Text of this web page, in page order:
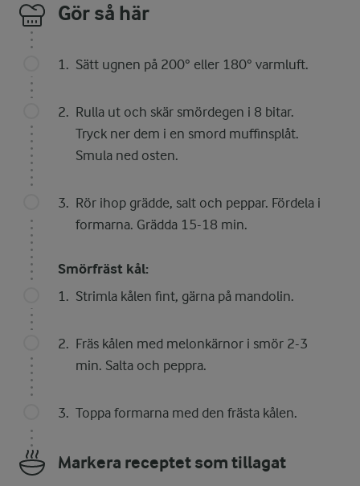
Gör så här
Sätt ugnen på 200° eller 180° varmluft.
Rulla ut och skär smördegen i 8 bitar.
Tryck ner dem i en smord muffinsplåt.
Smula ned osten.
Rör ihop grädde, salt och peppar. Fördela i
formarna. Grädda 15-18 min.
Smörfräst kål:
Strimla kålen fint, gärna på mandolin.
Fräs kålen med melonkärnor i smör 2-3
min. Salta och peppra.
Toppa formarna med den frästa kålen.
Markera receptet som tillagat